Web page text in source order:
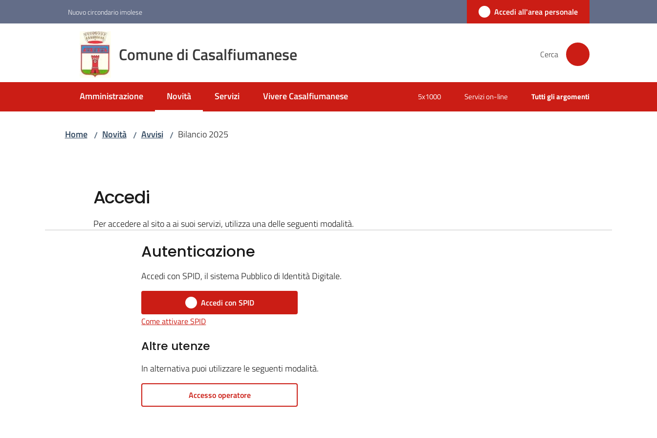
Nuovo circondario imolese Accedi all'area personale
Comune di Casalfiumanese Cerca
Amministrazione Novità
Menu selezionato
Servizi Vivere Casalfiumanese 5x1000 Servizi on-line Tutti gli argomenti
Home / Novità / Avvisi / Bilancio 2025
Accedi
Per accedere al sito a ai suoi servizi, utilizza una delle seguenti modalità.
Autenticazione
Accedi con SPID, il sistema Pubblico di Identità Digitale.
Accedi con SPID
Come attivare SPID
Altre utenze
In alternativa puoi utilizzare le seguenti modalità.
Accesso operatore